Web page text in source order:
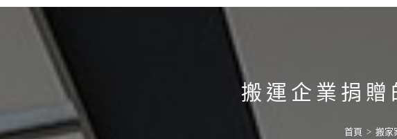
搬運企業捐
首頁 > 搬家